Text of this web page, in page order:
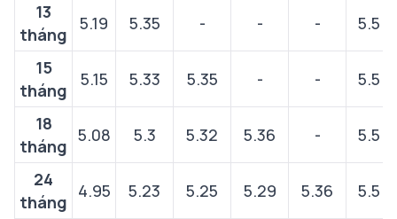
13
tháng
5.19 5.35 - - - 5.5
15
tháng
5.15 5.33 5.35 - - 5.5
18
tháng
5.08 5.3 5.32 5.36 - 5.5
24
tháng
4.95 5.23 5.25 5.29 5.36 5.5